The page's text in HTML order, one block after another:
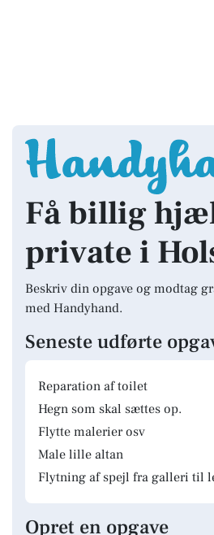
Få billig
private i
Beskriv din opgave og modtag
med Handyhand.
Seneste udførte
Reparation af toilet
Hegn som skal sættes op.
Flytte malerier osv
Male lille altan
Flytning af spejl fra galleri til
Opret en opgave